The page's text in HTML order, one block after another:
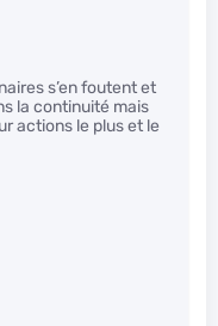
s’en foutent et
la continuité mais
actions le plus et le